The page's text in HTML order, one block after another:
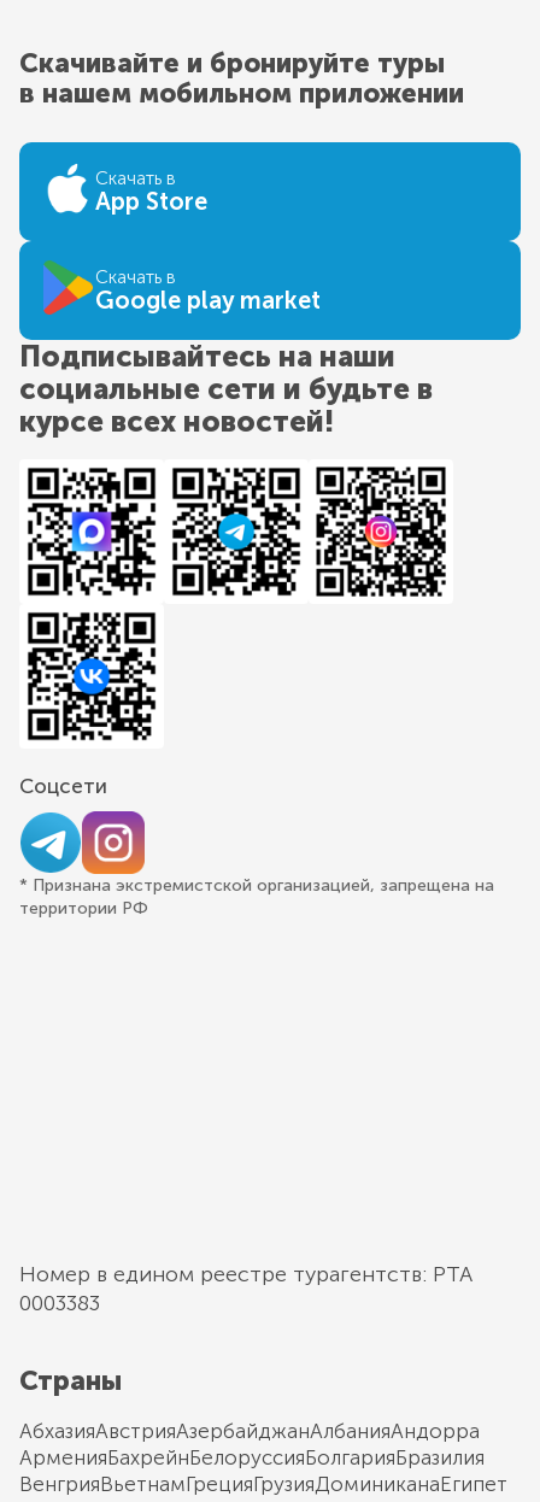
Скачивайте и бронируйте туры
в нашем мобильном приложении
Скачать в
App Store
Скачать в
Google play market
Подписывайтесь на наши
социальные сети и будьте в
курсе всех новостей!
Соцсети
* Признана экстремистской организацией, запрещена на
территории РФ
Номер в едином реестре турагентств: РТА
0003383
Страны
АбхазияАвстрияАзербайджанАлбанияАндорра
АрменияБахрейнБелоруссияБолгарияБразилия
ВенгрияВьетнамГрецияГрузияДоминиканаЕгипет